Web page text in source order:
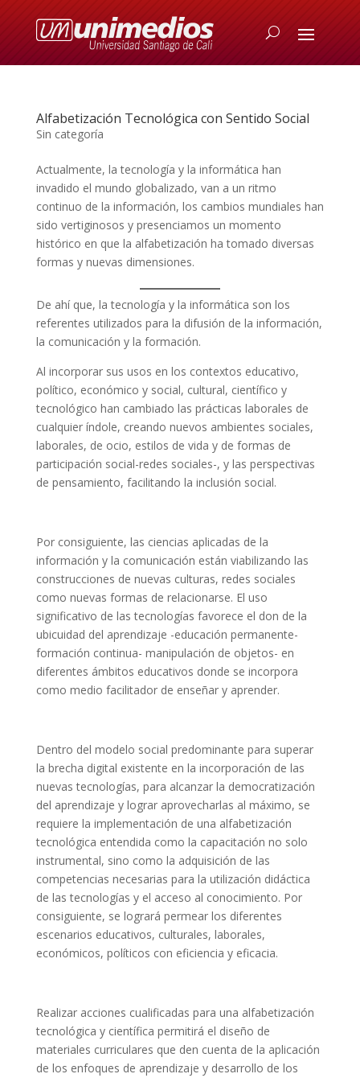
Alfabetización Tecnológica con Sentido Social
Sin categoría
Actualmente, la tecnología y la informática han
invadido el mundo globalizado, van a un ritmo
continuo de la información, los cambios mundiales han
sido vertiginosos y presenciamos un momento
histórico en que la alfabetización ha tomado diversas
formas y nuevas dimensiones.
De ahí que, la tecnología y la informática son los
referentes utilizados para la difusión de la información,
la comunicación y la formación.
Al incorporar sus usos en los contextos educativo,
político, económico y social, cultural, científico y
tecnológico han cambiado las prácticas laborales de
cualquier índole, creando nuevos ambientes sociales,
laborales, de ocio, estilos de vida y de formas de
participación social-redes sociales-, y las perspectivas
de pensamiento, facilitando la inclusión social.
Por consiguiente, las ciencias aplicadas de la
información y la comunicación están viabilizando las
construcciones de nuevas culturas, redes sociales
como nuevas formas de relacionarse. El uso
significativo de las tecnologías favorece el don de la
ubicuidad del aprendizaje -educación permanente-
formación continua- manipulación de objetos- en
diferentes ámbitos educativos donde se incorpora
como medio facilitador de enseñar y aprender.
Dentro del modelo social predominante para superar
la brecha digital existente en la incorporación de las
nuevas tecnologías, para alcanzar la democratización
del aprendizaje y lograr aprovecharlas al máximo, se
requiere la implementación de una alfabetización
tecnológica entendida como la capacitación no solo
instrumental, sino como la adquisición de las
competencias necesarias para la utilización didáctica
de las tecnologías y el acceso al conocimiento. Por
consiguiente, se logrará permear los diferentes
escenarios educativos, culturales, laborales,
económicos, políticos con eficiencia y eficacia.
Realizar acciones cualificadas para una alfabetización
tecnológica y científica permitirá el diseño de
materiales curriculares que den cuenta de la aplicación
de los enfoques de aprendizaje y desarrollo de los